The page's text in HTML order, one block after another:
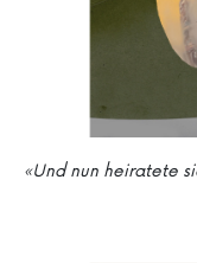
«Und nun heiratete